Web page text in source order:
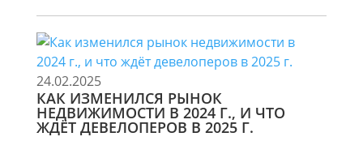
24.02.2025
КАК ИЗМЕНИЛСЯ РЫНОК
НЕДВИЖИМОСТИ В 2024 Г., И ЧТО
ЖДЁТ ДЕВЕЛОПЕРОВ В 2025 Г.